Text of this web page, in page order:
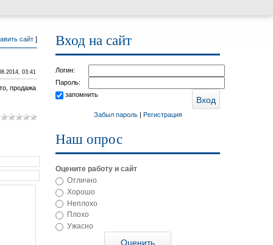
сайт ]
03:41
продажа
Вход на сайт
Логин:
Пароль:
запомнить
Забыл пароль| Регистрация
Наш опрос
Оцените работу и сайт
Отлично
Хорошо
Неплохо
Плохо
Ужасно